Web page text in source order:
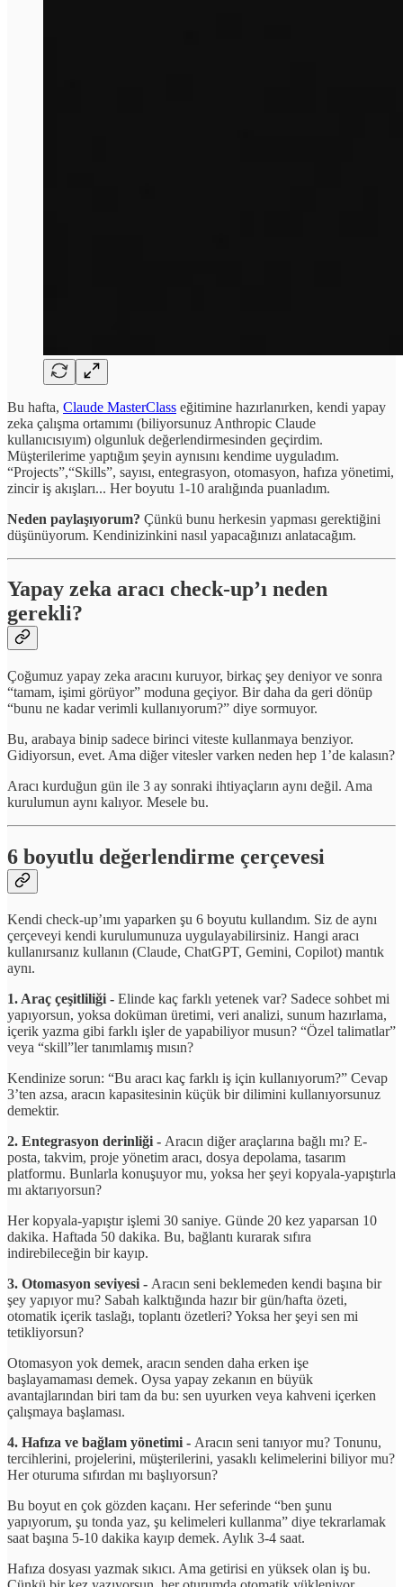
Bu hafta, Claude MasterClass eğitimine hazırlanırken, kendi yapay
zeka çalışma ortamımı (biliyorsunuz Anthropic Claude
kullanıcısıyım) olgunluk değerlendirmesinden geçirdim.
Müşterilerime yaptığım şeyin aynısını kendime uyguladım.
“Projects”,“Skills”, sayısı, entegrasyon, otomasyon, hafıza yönetimi,
zincir iş akışları... Her boyutu 1-10 aralığında puanladım.
Neden paylaşıyorum? Çünkü bunu herkesin yapması gerektiğini
düşünüyorum. Kendinizinkini nasıl yapacağınızı anlatacağım.
Yapay zeka aracı check-up’ı neden
gerekli?
Çoğumuz yapay zeka aracını kuruyor, birkaç şey deniyor ve sonra
“tamam, işimi görüyor” moduna geçiyor. Bir daha da geri dönüp
“bunu ne kadar verimli kullanıyorum?” diye sormuyor.
Bu, arabaya binip sadece birinci viteste kullanmaya benziyor.
Gidiyorsun, evet. Ama diğer vitesler varken neden hep 1’de kalasın?
Aracı kurduğun gün ile 3 ay sonraki ihtiyaçların aynı değil. Ama
kurulumun aynı kalıyor. Mesele bu.
6 boyutlu değerlendirme çerçevesi
Kendi check-up’ımı yaparken şu 6 boyutu kullandım. Siz de aynı
çerçeveyi kendi kurulumunuza uygulayabilirsiniz. Hangi aracı
kullanırsanız kullanın (Claude, ChatGPT, Gemini, Copilot) mantık
aynı.
1. Araç çeşitliliği - Elinde kaç farklı yetenek var? Sadece sohbet mi
yapıyorsun, yoksa doküman üretimi, veri analizi, sunum hazırlama,
içerik yazma gibi farklı işler de yapabiliyor musun? “Özel talimatlar”
veya “skill”ler tanımlamış mısın?
Kendinize sorun: “Bu aracı kaç farklı iş için kullanıyorum?” Cevap
3’ten azsa, aracın kapasitesinin küçük bir dilimini kullanıyorsunuz
demektir.
2. Entegrasyon derinliği - Aracın diğer araçlarına bağlı mı? E-
posta, takvim, proje yönetim aracı, dosya depolama, tasarım
platformu. Bunlarla konuşuyor mu, yoksa her şeyi kopyala-yapıştırla
mı aktarıyorsun?
Her kopyala-yapıştır işlemi 30 saniye. Günde 20 kez yaparsan 10
dakika. Haftada 50 dakika. Bu, bağlantı kurarak sıfıra
indirebileceğin bir kayıp.
3. Otomasyon seviyesi - Aracın seni beklemeden kendi başına bir
şey yapıyor mu? Sabah kalktığında hazır bir gün/hafta özeti,
otomatik içerik taslağı, toplantı özetleri? Yoksa her şeyi sen mi
tetikliyorsun?
Otomasyon yok demek, aracın senden daha erken işe
başlayamaması demek. Oysa yapay zekanın en büyük
avantajlarından biri tam da bu: sen uyurken veya kahveni içerken
çalışmaya başlaması.
4. Hafıza ve bağlam yönetimi - Aracın seni tanıyor mu? Tonunu,
tercihlerini, projelerini, müşterilerini, yasaklı kelimelerini biliyor mu?
Her oturuma sıfırdan mı başlıyorsun?
Bu boyut en çok gözden kaçanı. Her seferinde “ben şunu
yapıyorum, şu tonda yaz, şu kelimeleri kullanma” diye tekrarlamak
saat başına 5-10 dakika kayıp demek. Aylık 3-4 saat.
Hafıza dosyası yazmak sıkıcı. Ama getirisi en yüksek olan iş bu.